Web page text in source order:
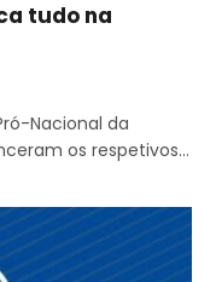
tudo na
Nacional da
os respetivos…